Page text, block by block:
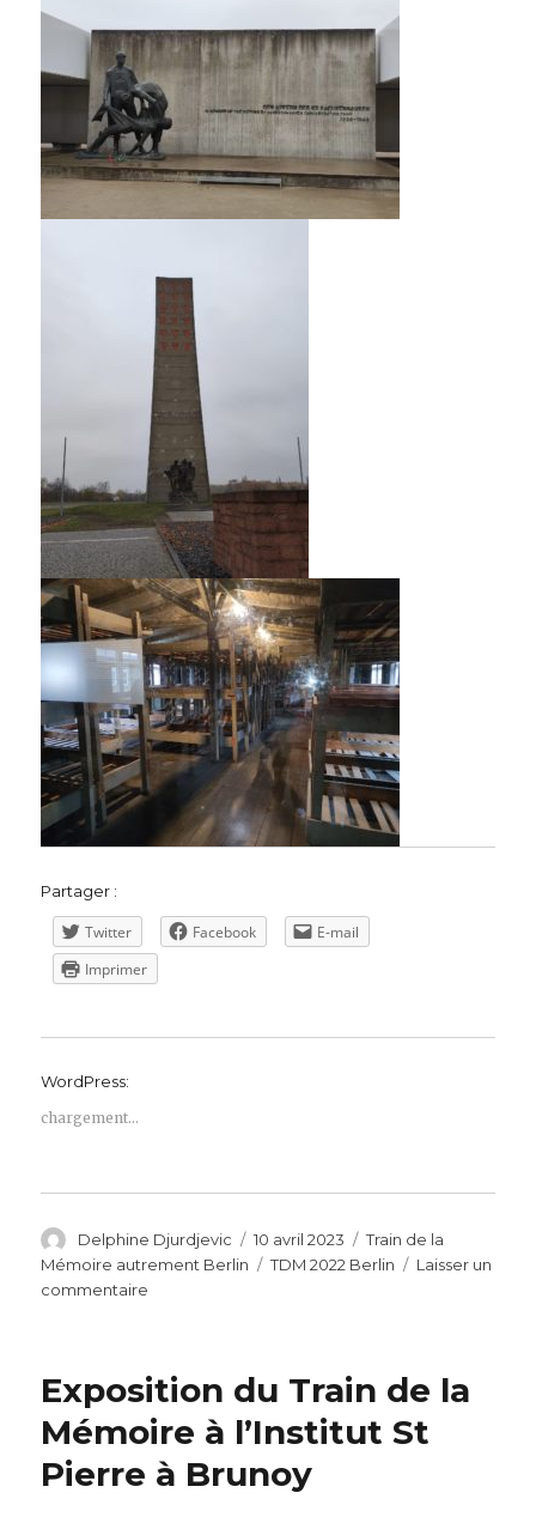
Partager :
Twitter Facebook
E-mail
Imprimer
WordPress:
chargement…
Auteur
Delphine Djurdjevic
Publié
le
10 avril 2023 Catégories
Train de la
Mémoire autrement Berlin
Étiquettes
TDM 2022 Berlin
Laisser un
commentaire
Mémoire
autrement
Berlin
Camp
Exposition du Train de la
Mémoire à l’Institut St
Pierre à Brunoy